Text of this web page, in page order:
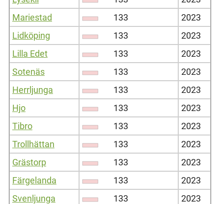
Mariestad
133
2023
Lidköping
133
2023
Lilla Edet
133
2023
Sotenäs
133
2023
Herrljunga
133
2023
Hjo
133
2023
Tibro
133
2023
Trollhättan
133
2023
Grästorp
133
2023
Färgelanda
133
2023
Svenljunga
133
2023